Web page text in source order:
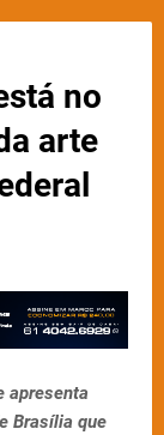
no
arte
apresenta
Brasília que